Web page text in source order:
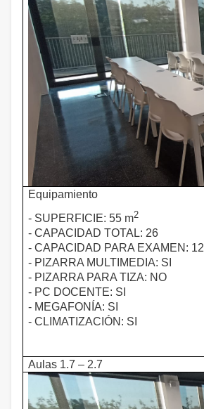
Equipamiento
- SUPERFICIE: 55 m2
- CAPACIDAD TOTAL: 26
- CAPACIDAD PARA EXAMEN: 12
- PIZARRA MULTIMEDIA: SI
- PIZARRA PARA TIZA: NO
- PC DOCENTE: SI
- MEGAFONÍA: SI
- CLIMATIZACIÓN: SI
Aulas 1.7 – 2.7